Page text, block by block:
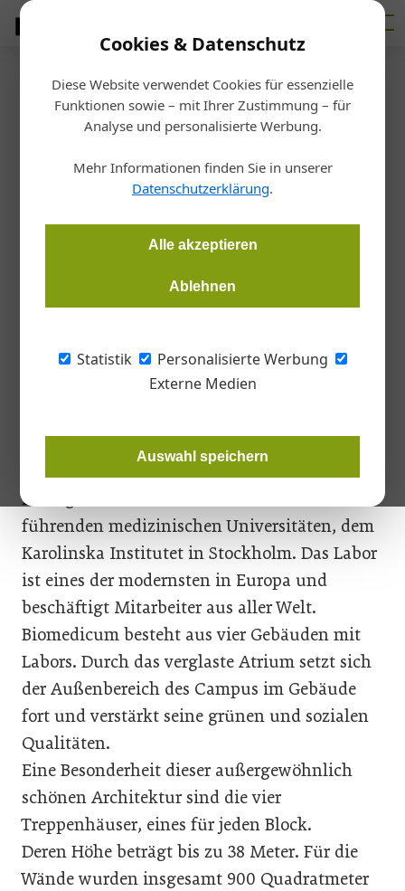
Cookies & Datenschutz
Diese Website verwendet Cookies für essenzielle
Funktionen sowie – mit Ihrer Zustimmung – für
Analyse und personalisierte Werbung.
Mehr Informationen finden Sie in unserer
Datenschutzerklärung.
Alle akzeptieren
Ablehnen
Statistik
Personalisierte Werbung
Externe Medien
Auswahl speichern
Startseite/Innenarchitektur
Reportage
Beleuchtete Wand aus
mundgeblasenem Glas
Akademiska Hus in Schweden hat für den Neubau eines
Glashütte Lamberts beauftragt. Die beleuchtete Wand des
Treppenhauses sollte ästhetisch und funktional sein. Dafür
Laborgebäude an einer der weltweit
führenden medizinischen Universitäten, dem
Karolinska Institutet in Stockholm. Das Labor
ist eines der modernsten in Europa und
beschäftigt Mitarbeiter aus aller Welt.
Biomedicum besteht aus vier Gebäuden mit
Labors. Durch das verglaste Atrium setzt sich
der Außenbereich des Campus im Gebäude
fort und verstärkt seine grünen und sozialen
Qualitäten.
Eine Besonderheit dieser außergewöhnlich
schönen Architektur sind die vier
Treppenhäuser, eines für jeden Block.
Deren Höhe beträgt bis zu 38 Meter. Für die
Wände wurden insgesamt 900 Quadratmeter